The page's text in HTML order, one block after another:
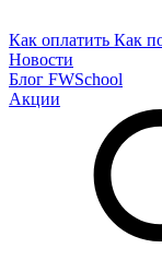
Как оплатить Как
Новости
Блог FWSchool
Акции